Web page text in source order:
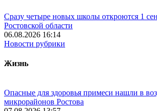
Сразу четыре новых школы откроются 1
Ростовской области
06.08.2026 16:14
Новости рубрики
Жизнь
Опасные для здоровья примеси нашли в
микрорайонов Ростова